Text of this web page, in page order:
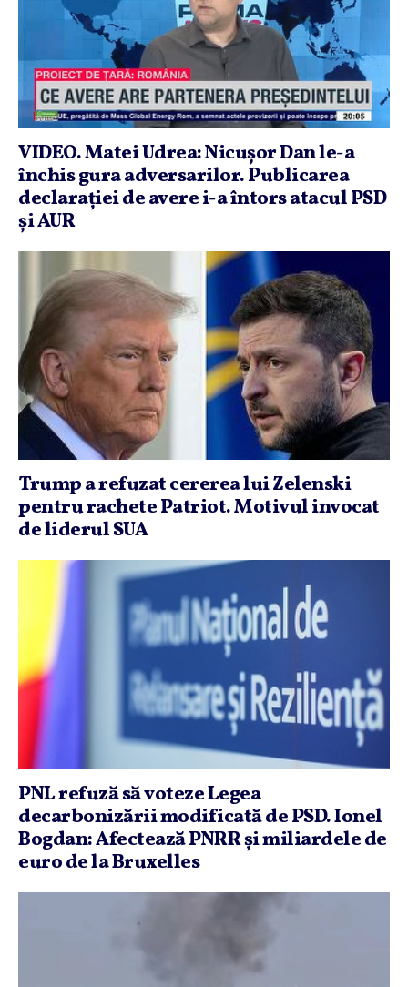
VIDEO. Matei Udrea: Nicuşor Dan le-a
închis gura adversarilor. Publicarea
declaraţiei de avere i-a întors atacul PSD
şi AUR
Trump a refuzat cererea lui Zelenski
pentru rachete Patriot. Motivul invocat
de liderul SUA
PNL refuză să voteze Legea
decarbonizării modificată de PSD. Ionel
Bogdan: Afectează PNRR şi miliardele de
euro de la Bruxelles